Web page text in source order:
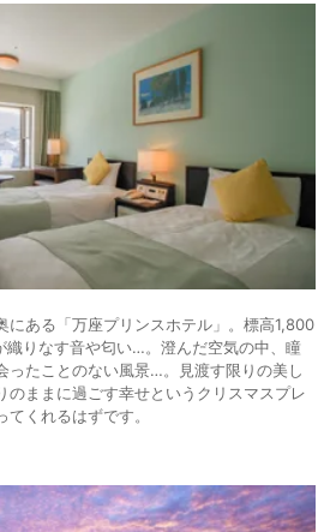
にある「万座プリンスホテル」。標高1,800
織りなす音や匂い…。澄んだ空気の中、瞳
ったことのない風景…。見渡す限りの美し
のままに過ごす幸せというクリスマスプレ
くれるはずです。